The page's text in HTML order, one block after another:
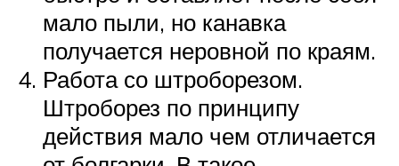
мало пыли, но канавка
получается неровной по краям.
Работа со штроборезом.
Штроборез по принципу
действия мало чем отличается